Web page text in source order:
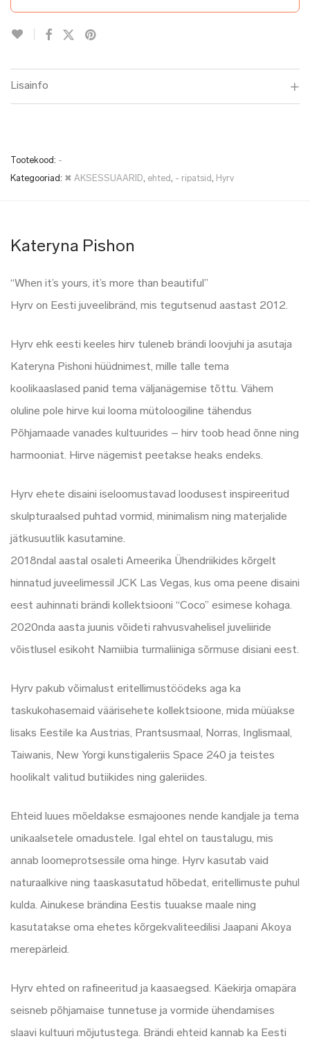
Lisainfo
Tootekood: -
Kategooriad: ✖ AKSESSUAARID, ehted, - ripatsid, Hyrv
Kateryna Pishon
“When it’s yours, it’s more than beautiful”
Hyrv on Eesti juveelibränd, mis tegutsenud aastast 2012.
Hyrv ehk eesti keeles hirv tuleneb brändi loovjuhi ja asutaja
Kateryna Pishoni hüüdnimest, mille talle tema
koolikaaslased panid tema väljanägemise tõttu. Vähem
oluline pole hirve kui looma mütoloogiline tähendus
Põhjamaade vanades kultuurides – hirv toob head õnne ning
harmooniat. Hirve nägemist peetakse heaks endeks.
Hyrv ehete disaini iseloomustavad loodusest inspireeritud
skulpturaalsed puhtad vormid, minimalism ning materjalide
jätkusuutlik kasutamine.
2018ndal aastal osaleti Ameerika Ühendriikides kõrgelt
hinnatud juveelimessil JCK Las Vegas, kus oma peene disaini
eest auhinnati brändi kollektsiooni “Coco” esimese kohaga.
2020nda aasta juunis võideti rahvusvahelisel juveliiride
võistlusel esikoht Namiibia turmaliiniga sõrmuse disiani eest.
Hyrv pakub võimalust eritellimustöödeks aga ka
taskukohasemaid väärisehete kollektsioone, mida müüakse
lisaks Eestile ka Austrias, Prantsusmaal, Norras, Inglismaal,
Taiwanis, New Yorgi kunstigaleriis Space 240 ja teistes
hoolikalt valitud butiikides ning galeriides.
Ehteid luues mõeldakse esmajoones nende kandjale ja tema
unikaalsetele omadustele. Igal ehtel on taustalugu, mis
annab loomeprotsessile oma hinge. Hyrv kasutab vaid
naturaalkive ning taaskasutatud hõbedat, eritellimuste puhul
kulda. Ainukese brändina Eestis tuuakse maale ning
kasutatakse oma ehetes kõrgekvaliteedilisi Jaapani Akoya
merepärleid.
Hyrv ehted on rafineeritud ja kaasaegsed. Käekirja omapära
seisneb põhjamaise tunnetuse ja vormide ühendamises
slaavi kultuuri mõjutustega. Brändi ehteid kannab ka Eesti